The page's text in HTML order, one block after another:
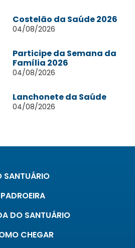
Costelão da Saúde 2026
04/08/2026
Participe da Semana da
Família 2026
04/08/2026
Lanchonete da Saúde
04/08/2026
SANTUÁRIO
PADROEIRA
DO SANTUÁRIO
CHEGAR